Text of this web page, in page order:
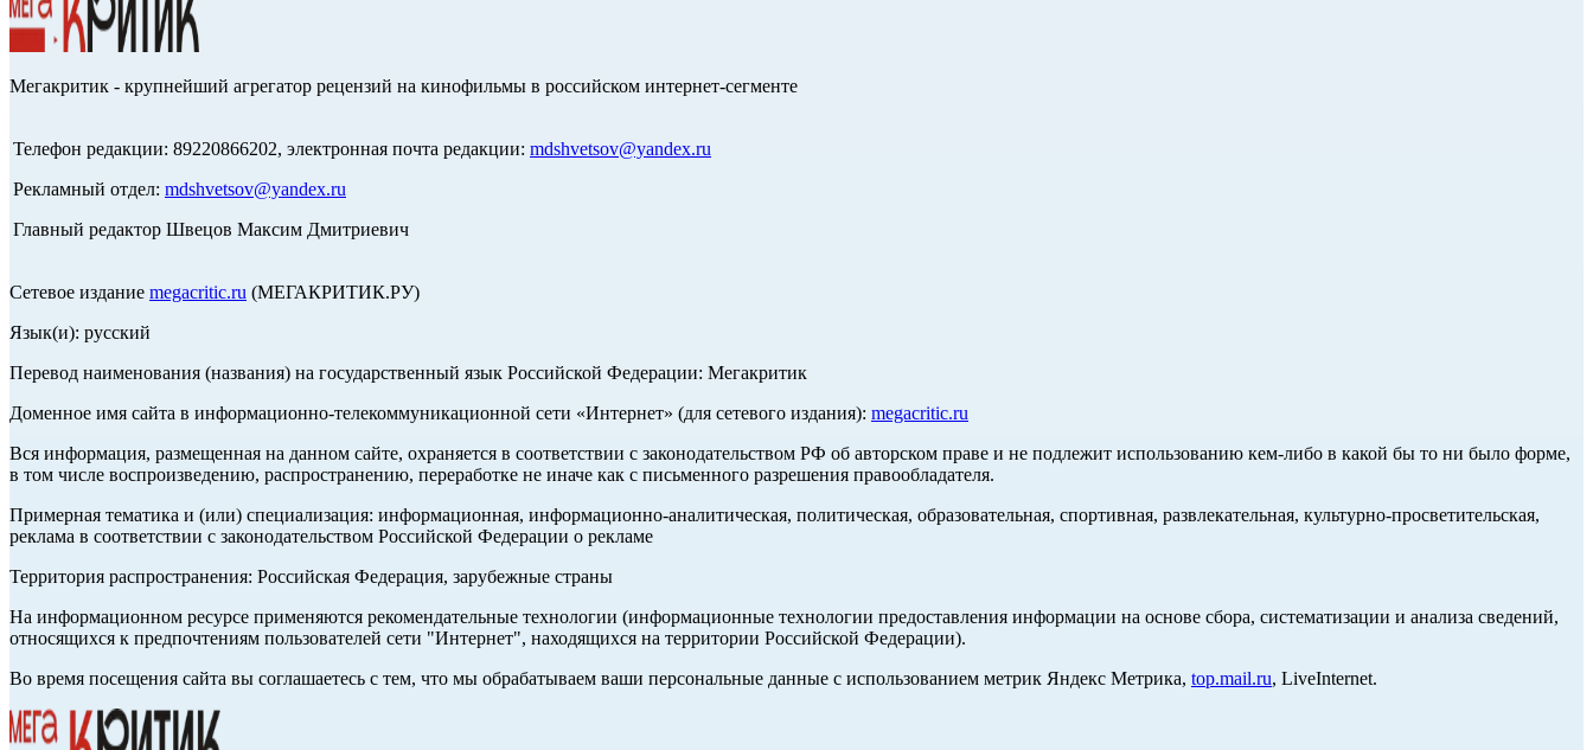
Мегакритик - крупнейший агрегатор рецензий на кинофильмы в российском интернет-сегменте
Телефон редакции: 89220866202, электронная почта редакции: mdshvetsov@yandex.ru
Рекламный отдел: mdshvetsov@yandex.ru
Главный редактор Швецов Максим Дмитриевич
Сетевое издание megacritic.ru (МЕГАКРИТИК.РУ)
Язык(и): русский
Перевод наименования (названия) на государственный язык Российской Федерации: Мегакритик
Доменное имя сайта в информационно-телекоммуникационной сети «Интернет» (для сетевого издания): megacritic.ru
Вся информация, размещенная на данном сайте, охраняется в соответствии с законодательством РФ об авторском праве и не подлежит использованию кем-либо в какой бы то ни было форме,
в том числе воспроизведению, распространению, переработке не иначе как с письменного разрешения правообладателя.
Примерная тематика и (или) специализация: информационная, информационно-аналитическая, политическая, образовательная, спортивная, развлекательная, культурно-просветительская,
реклама в соответствии с законодательством Российской Федерации о рекламе
Территория распространения: Российская Федерация, зарубежные страны
На информационном ресурсе применяются рекомендательные технологии (информационные технологии предоставления информации на основе сбора, систематизации и анализа сведений,
относящихся к предпочтениям пользователей сети "Интернет", находящихся на территории Российской Федерации).
Во время посещения сайта вы соглашаетесь с тем, что мы обрабатываем ваши персональные данные с использованием метрик Яндекс Метрика, top.mail.ru, LiveInternet.